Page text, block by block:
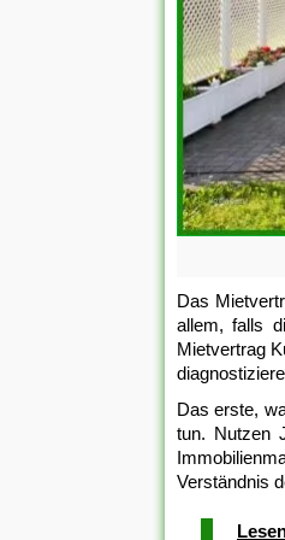
Das
allem, falls
Mietvertrag
Das erste,
tun. Nutzen
Verständnis